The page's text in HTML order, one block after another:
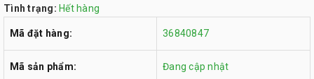
Tình trạng: Hết hàng
Mã đặt hàng: 36840847
Mã sản phẩm: Đang cập nhật